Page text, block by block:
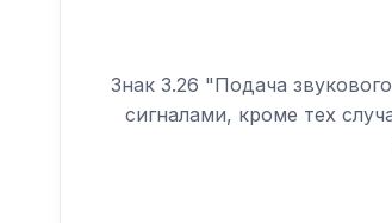
Знак 3.26 "Подача
сигналами, кроме тех